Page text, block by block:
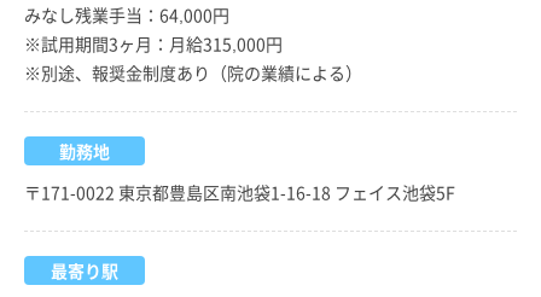
みなし残業手当：64,000円
※試用期間3ヶ月：月給315,000円
※別途、報奨金制度あり（院の業績による）
勤務地
〒171-0022 東京都豊島区南池袋1-16-18 フェイス池袋5F
最寄り駅